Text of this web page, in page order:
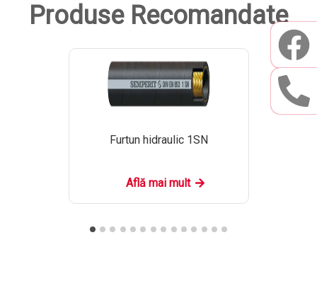
Produse Recomandate
Furtun hidraulic 1SN
Află mai mult